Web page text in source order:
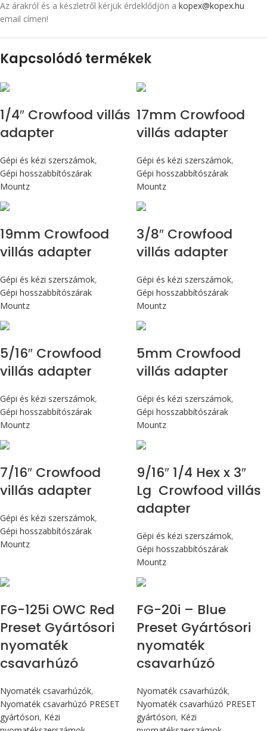
Az árakról és a készletről kérjük érdeklődjön a kopex@kopex.hu
email címen!
Kapcsolódó termékek
1/4″ Crowfood villás
adapter
Gépi és kézi szerszámok,
Gépi hosszabbítószárak
Mountz
17mm Crowfood
villás adapter
Gépi és kézi szerszámok,
Gépi hosszabbítószárak
Mountz
19mm Crowfood
villás adapter
Gépi és kézi szerszámok,
Gépi hosszabbítószárak
Mountz
3/8″ Crowfood
villás adapter
Gépi és kézi szerszámok,
Gépi hosszabbítószárak
Mountz
5/16″ Crowfood
villás adapter
Gépi és kézi szerszámok,
Gépi hosszabbítószárak
Mountz
5mm Crowfood
villás adapter
Gépi és kézi szerszámok,
Gépi hosszabbítószárak
Mountz
7/16″ Crowfood
villás adapter
Gépi és kézi szerszámok,
Gépi hosszabbítószárak
Mountz
9/16″ 1/4 Hex x 3″
Lg Crowfood villás
adapter
Gépi és kézi szerszámok,
Gépi hosszabbítószárak
Mountz
FG-125i OWC Red
Preset Gyártósori
nyomaték
csavarhúzó
Nyomaték csavarhúzók,
Nyomaték csavarhúzó PRESET
gyártósori, Kézi
FG-20i – Blue
Preset Gyártósori
nyomaték
csavarhúzó
Nyomaték csavarhúzók,
Nyomaték csavarhúzó PRESET
gyártósori, Kézi